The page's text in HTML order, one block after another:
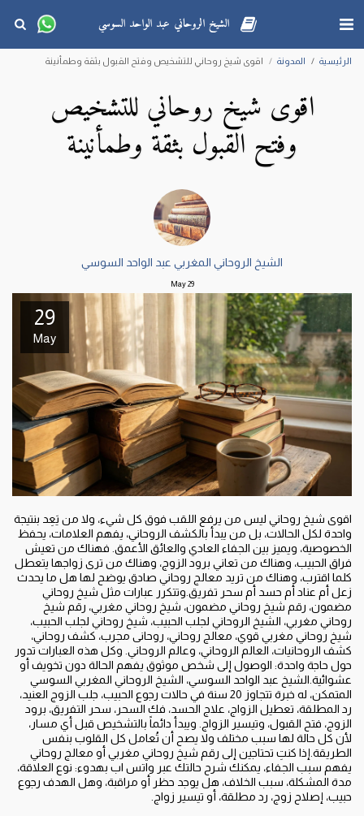
الشيخ الروحاني عبد الواحد السوسي
الرئيسية المدونة اقوى شيخ روحاني للتشخيص وفتح القبول بثقة وطمأنينة
اقوى شيخ روحاني للتشخيص
وفتح القبول بثقة وطمأنينة
الشيخ الروحاني المغربي عبد الواحد السوسي
29
May
29
May
اقوى شيخ روحاني ليس من يرفع اللقب فوق كل شيء، ولا من يَعِد بنتيجة
واحدة لكل الحالات، بل من يبدأ بالكشف الروحاني، يفهم العلامات، يحفظ
الخصوصية، ويميز بين الجفاء العادي والعائق الأعمق. فهناك من تعيش
فراق الحبيب، وهناك من تعاني برود الزوج، وهناك من ترى زواجها يتعطل
كلما اقترب، وهناك من تريد معالج روحاني صادق يوضح لها هل ما يحدث
زعل أم عناد أم حسد أم سحر تفريق.وتتكرر عبارات مثل شيخ روحاني
مضمون، رقم شيخ روحاني مضمون، شيخ روحاني مغربي، رقم شيخ
روحاني مغربي، الشيخ الروحاني لجلب الحبيب، شيخ روحاني لجلب الحبيب،
شيخ روحاني مغربي قوي، معالج روحاني، روحانى مجرب، كشف روحاني،
كشف الروحانيات، العالم الروحاني، وعالم الروحاني. وكل هذه العبارات تدور
حول حاجة واحدة: الوصول إلى شخص موثوق يفهم الحالة دون تخويف أو
عشوائية.الشيخ عبد الواحد السوسي، الشيخ الروحاني المغربي السوسي
المتمكن، له خبرة تتجاوز 20 سنة في حالات رجوع الحبيب، جلب الزوج العنيد،
رد المطلقة، تعطيل الزواج، علاج الحسد، فك السحر، سحر التفريق، برود
الزوج، فتح القبول، وتيسير الزواج. ويبدأ دائماً بالتشخيص قبل أي مسار،
لأن كل حالة لها سبب مختلف ولا يصح أن تُعامل كل القلوب بنفس
الطريقة.إذا كنتِ تحتاجين إلى رقم شيخ روحاني مغربي أو معالج روحاني
يفهم سبب الجفاء، يمكنك شرح حالتك عبر واتس اب بهدوء: نوع العلاقة،
مدة المشكلة، سبب الخلاف، هل يوجد حظر أو مراقبة، وهل الهدف رجوع
حبيب، إصلاح زوج، رد مطلقة، أو تيسير زواج.